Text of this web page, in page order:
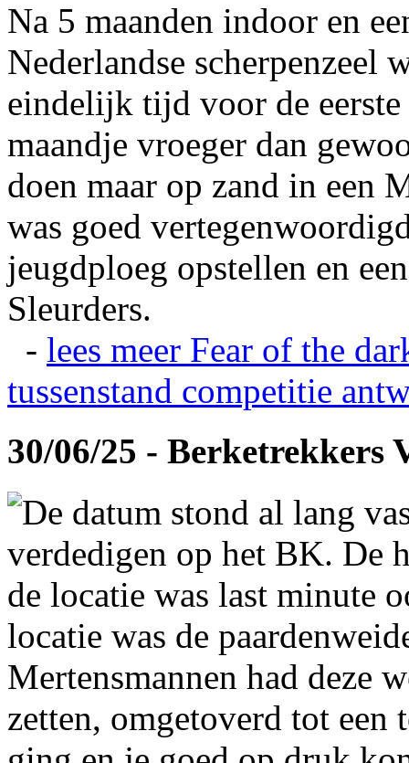
Na 5 maanden indoor en
Nederlandse scherpenzeel
eindelijk tijd voor de
maandje vroeger dan
doen maar op zand in een
was goed
jeugdploeg opstellen en
Sleurders.
- lees meer Fear of the
tussenstand competitie
30/06/25 - Berketrekkers
De datum stond al lang
verdedigen op het BK. De
de locatie was last minute
locatie was de
Mertensmannen had deze
zetten, omgetoverd tot